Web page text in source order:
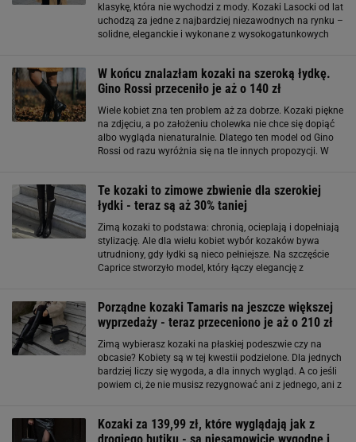
klasykę, która nie wychodzi z mody. Kozaki Lasocki od lat
uchodzą za jedne z najbardziej niezawodnych na rynku –
solidne, eleganckie i wykonane z wysokogatunkowych
W końcu znalazłam kozaki na szeroką łydkę.
Gino Rossi przeceniło je aż o 140 zł
Wiele kobiet zna ten problem aż za dobrze. Kozaki piękne
na zdjęciu, a po założeniu cholewka nie chce się dopiąć
albo wygląda nienaturalnie. Dlatego ten model od Gino
Rossi od razu wyróżnia się na tle innych propozycji. W
Te kozaki to zimowe zbwienie dla szerokiej
łydki - teraz są aż 30% taniej
Zimą kozaki to podstawa: chronią, ocieplają i dopełniają
stylizację. Ale dla wielu kobiet wybór kozaków bywa
utrudniony, gdy łydki są nieco pełniejsze. Na szczęście
Caprice stworzyło model, który łączy elegancję z
Porządne kozaki Tamaris na jeszcze większej
wyprzedaży - teraz przeceniono je aż o 210 zł
Zimą wybierasz kozaki na płaskiej podeszwie czy na
obcasie? Kobiety są w tej kwestii podzielone. Dla jednych
bardziej liczy się wygoda, a dla innych wygląd. A co jeśli
powiem ci, że nie musisz rezygnować ani z jednego, ani z
Kozaki za 139,99 zł, które wyglądają jak z